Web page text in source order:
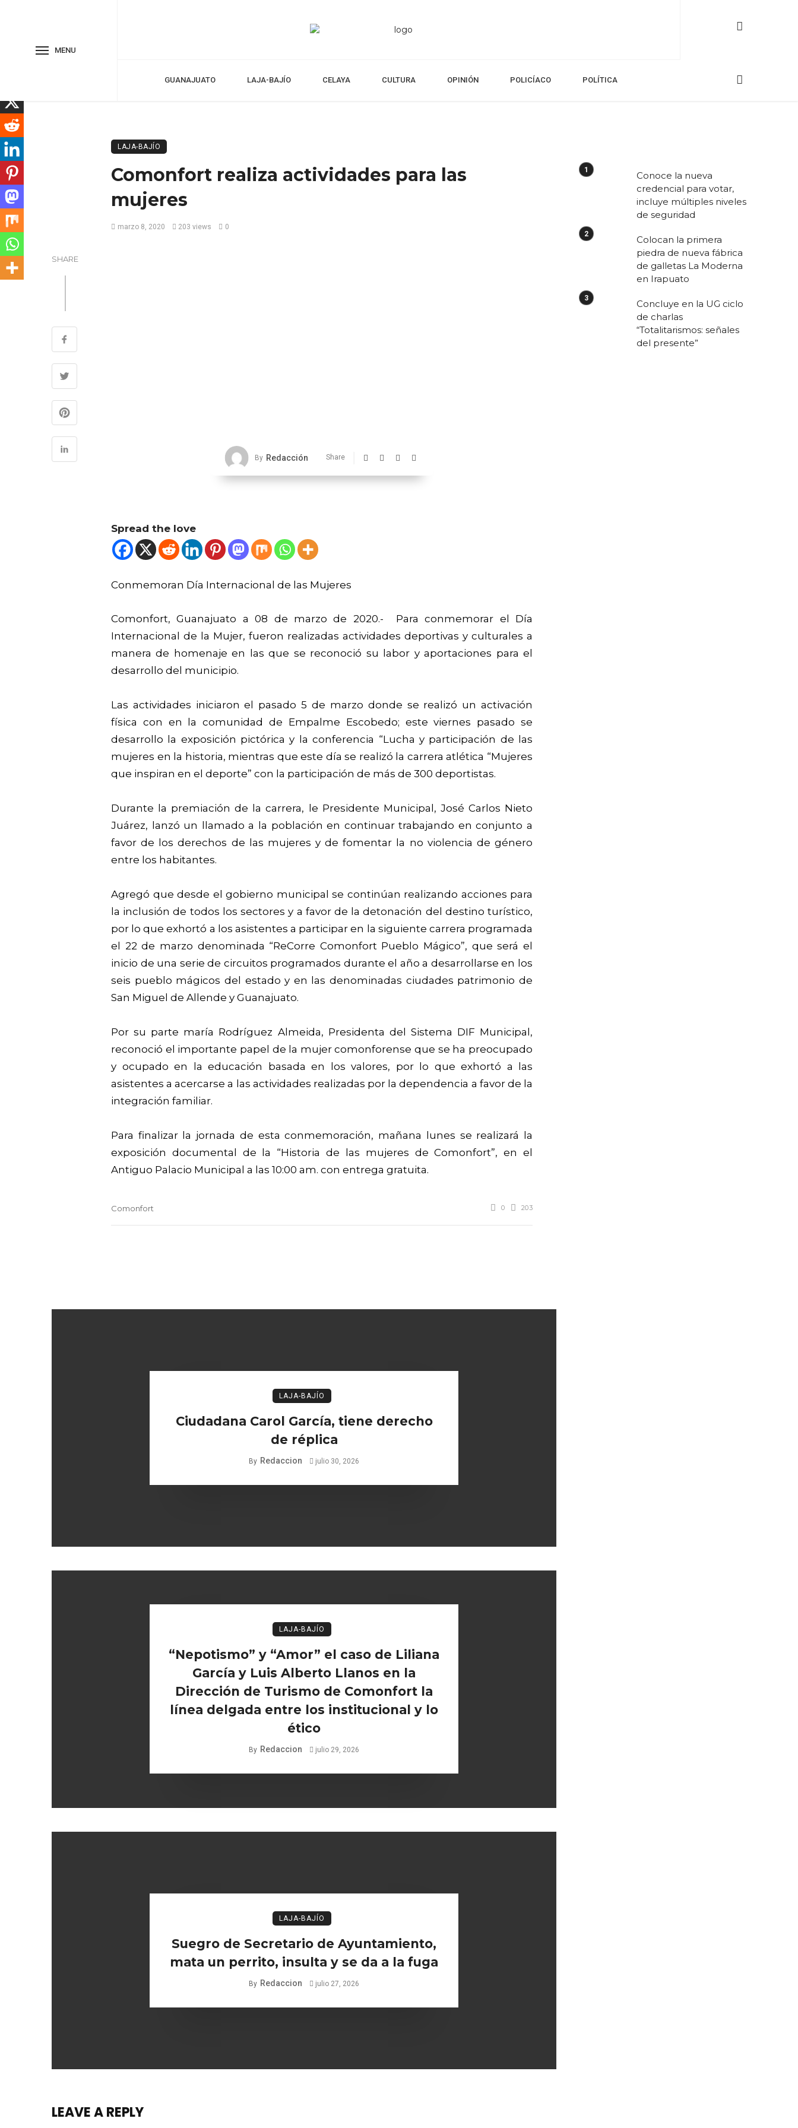
MENU
GUANAJUATO LAJA-BAJÍO CELAYA CULTURA OPINIÓN POLICÍACO POLÍTICA
LAJA-BAJÍO
Comonfort realiza actividades para las
mujeres
marzo 8, 2020 203 views 0
SHARE
By Redacción Share
Spread the love
Conmemoran Día Internacional de las Mujeres
Comonfort, Guanajuato a 08 de marzo de 2020.- Para conmemorar el Día
Internacional de la Mujer, fueron realizadas actividades deportivas y culturales a
manera de homenaje en las que se reconoció su labor y aportaciones para el
desarrollo del municipio.
Las actividades iniciaron el pasado 5 de marzo donde se realizó un activación
física con en la comunidad de Empalme Escobedo; este viernes pasado se
desarrollo la exposición pictórica y la conferencia “Lucha y participación de las
mujeres en la historia, mientras que este día se realizó la carrera atlética “Mujeres
que inspiran en el deporte” con la participación de más de 300 deportistas.
Durante la premiación de la carrera, le Presidente Municipal, José Carlos Nieto
Juárez, lanzó un llamado a la población en continuar trabajando en conjunto a
favor de los derechos de las mujeres y de fomentar la no violencia de género
entre los habitantes.
Agregó que desde el gobierno municipal se continúan realizando acciones para
la inclusión de todos los sectores y a favor de la detonación del destino turístico,
por lo que exhortó a los asistentes a participar en la siguiente carrera programada
el 22 de marzo denominada “ReCorre Comonfort Pueblo Mágico”, que será el
inicio de una serie de circuitos programados durante el año a desarrollarse en los
seis pueblo mágicos del estado y en las denominadas ciudades patrimonio de
San Miguel de Allende y Guanajuato.
Por su parte maría Rodríguez Almeida, Presidenta del Sistema DIF Municipal,
reconoció el importante papel de la mujer comonforense que se ha preocupado
y ocupado en la educación basada en los valores, por lo que exhortó a las
asistentes a acercarse a las actividades realizadas por la dependencia a favor de la
integración familiar.
Para finalizar la jornada de esta conmemoración, mañana lunes se realizará la
exposición documental de la “Historia de las mujeres de Comonfort”, en el
Antiguo Palacio Municipal a las 10:00 am. con entrega gratuita.
Comonfort 0 203
LAJA-BAJÍO
Ciudadana Carol García, tiene derecho
de réplica
By Redaccion julio 30, 2026
LAJA-BAJÍO
“Nepotismo” y “Amor” el caso de Liliana
García y Luis Alberto Llanos en la
Dirección de Turismo de Comonfort la
línea delgada entre los institucional y lo
ético
By Redaccion julio 29, 2026
LAJA-BAJÍO
Suegro de Secretario de Ayuntamiento,
mata un perrito, insulta y se da a la fuga
By Redaccion julio 27, 2026
LEAVE A REPLY
Conoce la nueva
credencial para votar,
incluye múltiples niveles
de seguridad
Colocan la primera
piedra de nueva fábrica
de galletas La Moderna
en Irapuato
Concluye en la UG ciclo
de charlas
“Totalitarismos: señales
del presente”